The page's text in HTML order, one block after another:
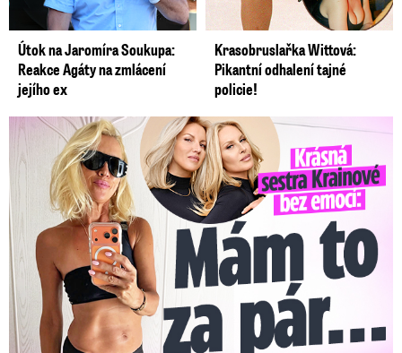
Útok na Jaromíra Soukupa:
Reakce Agáty na zmlácení
jejího ex
Krasobruslařka Wittová:
Pikantní odhalení tajné
policie!
Krásná sestra Krainové bez emocí: Mám to za pár…